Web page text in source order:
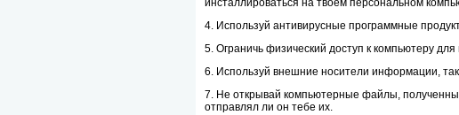
инсталлироваться на твоем персональном
4. Используй антивирусные программные
5. Ограничь физический доступ к компьютеру
6. Используй внешние носители информации,
7. Не открывай компьютерные файлы,
отправлял ли он тебе их.